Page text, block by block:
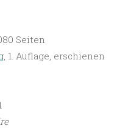
Seiten
, 1. Auflage, erschienen